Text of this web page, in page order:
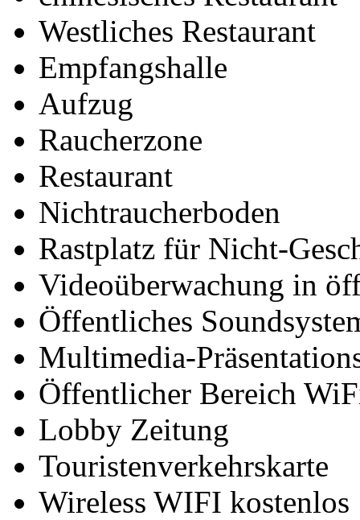
Westliches Restaurant
Empfangshalle
Aufzug
Raucherzone
Restaurant
Nichtraucherboden
Rastplatz für Nicht-
Videoüberwachung in
Öffentliches
Multimedia-
Öffentlicher Bereich
Lobby Zeitung
Touristenverkehrskarte
Wireless WIFI kostenlos